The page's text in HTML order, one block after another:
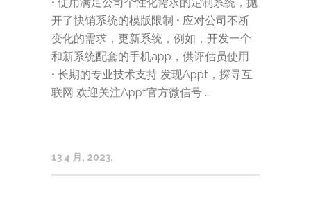
开了快销系统的模版限制 • 应对公司不断
变化的需求，更新系统，例如，开发一个
和新系统配套的手机app，供评估员使用
• 长期的专业技术支持 发现Appt，探寻互
联网 欢迎关注Appt官方微信号 ...
13 4 月, 2023